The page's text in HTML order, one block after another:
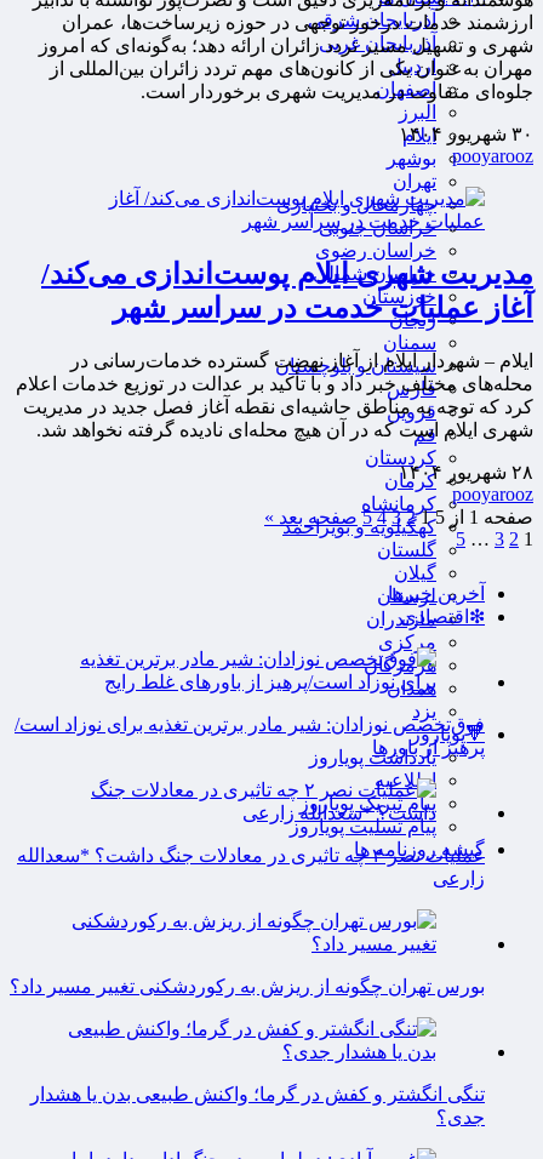
آذربایجان شرقی
آذربایجان غربی
اردبیل
اصفهان
البرز
ایلام
بوشهر
تهران
چهارمحال و بختیاری
خراسان جنوبی
خراسان رضوی
خراسان شمالی
خوزستان
زنجان
سمنان
سیستان و بلوچستان
فارس
قزوین
قم
کردستان
کرمان
کرمانشاه
کهگیلویه و بویراحمد
گلستان
گیلان
لرستان
مازندران
مرکزی
هرمزگان
همدان
یزد
🔻پویاروز
یادداشت پویاروز
اطلاعیه
پیام تبریک پویاروز
پیام تسلیت پویاروز
گیشه روزنامه ها
ارزشمند خدمات درخور توجهی در حوزه زیرساخت‌ها، عمران
شهری و تسهیل مسیر تردد زائران ارائه دهد؛ به‌گونه‌ای که امروز
مهران به‌عنوان یکی از کانون‌های مهم تردد زائران بین‌المللی از
جلوه‌ای متفاوت در مدیریت شهری برخوردار است.
۳۰ شهریور ۱۴۰۴
pooyarooz
مدیریت شهری ایلام پوست‌اندازی می‌کند/
آغاز عملیات خدمت در سراسر شهر
ایلام – شهردار ایلام از آغاز نهضت گسترده خدمات‌رسانی در
محله‌های مختلف خبر داد و با تأکید بر عدالت در توزیع خدمات اعلام
کرد که توجه به مناطق حاشیه‌ای نقطه آغاز فصل جدید در مدیریت
شهری ایلام است که در آن هیچ محله‌ای نادیده گرفته نخواهد شد.
۲۸ شهریور ۱۴۰۴
pooyarooz
صفحه 1 از 5
1
2
3
4
5 صفحه بعد »
1
2
3
…
5
آخرین خبرها
❇اقتصادی
فوق‌تخصص نوزادان: شیر مادر برترین تغذیه برای نوزاد است/
پرهیز از باورها
عملیات نصر ۲ چه تاثیری در معادلات جنگ داشت؟ *سعدالله
زارعی
بورس تهران چگونه از ریزش به رکوردشکنی تغییر مسیر داد؟
تنگی انگشتر و کفش در گرما؛ واکنش طبیعی بدن یا هشدار
جدی؟